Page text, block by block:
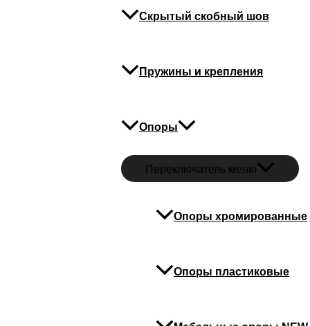
Скрытый скобный шов
Пружины и крепления
Опоры
Переключатель меню
Опоры хромированные
Опоры пластиковые